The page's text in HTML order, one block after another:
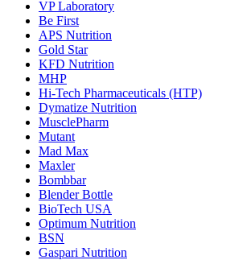
VP Laboratory
Be First
APS Nutrition
Gold Star
KFD Nutrition
MHP
Hi-Tech Pharmaceuticals (HTP)
Dymatize Nutrition
MusclePharm
Mutant
Mad Max
Maxler
Bombbar
Blender Bottle
BioTech USA
Optimum Nutrition
BSN
Gaspari Nutrition